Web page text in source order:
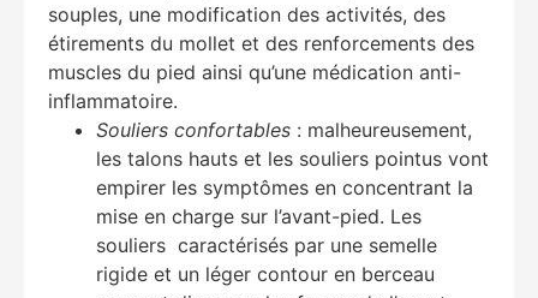
souples, une modification des activités, des
étirements du mollet et des renforcements des
muscles du pied ainsi qu’une médication anti-
inflammatoire.
Souliers confortables : malheureusement,
les talons hauts et les souliers pointus vont
empirer les symptômes en concentrant la
mise en charge sur l’avant-pied. Les
souliers caractérisés par une semelle
rigide et un léger contour en berceau